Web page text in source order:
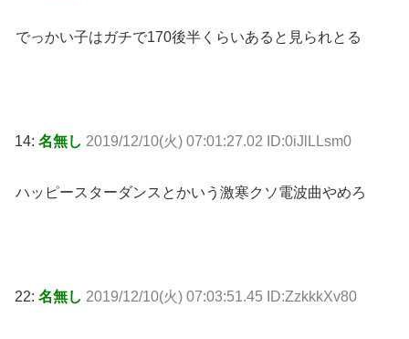
でっかい子はガチで170後半くらいあると見られとる
14: 名無し 2019/12/10(火) 07:01:27.02 ID:0iJlLLsm0
ハッピースターダンスとかいう激寒クソ電波曲やめろ
22: 名無し 2019/12/10(火) 07:03:51.45 ID:ZzkkkXv80